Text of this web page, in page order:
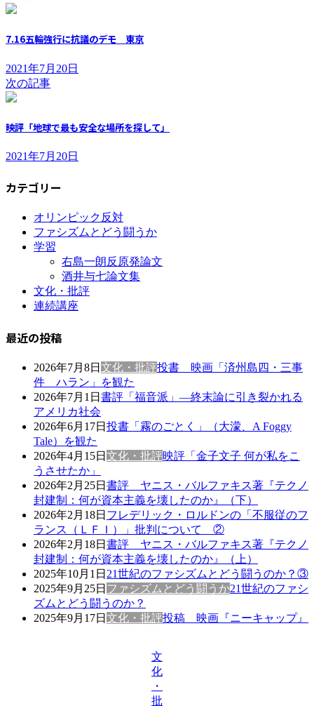
7.16五輪強行に抗議のデモ 東京
2021年7月20日
次の記事
映評「地球で最も安全な場所を探して」
2021年7月20日
カテゴリー
オリンピック反対
ファシズムとどう闘うか
学習
右島一朗反原発論文
酒井与七論文集
文化・批評
連続講座
最近の投稿
2026年7月8日 文化・批評投書 映画「済州島四・三事
件 ハラン」を観た
2026年7月1日 書評「福音派」―終末論に引き裂かれる
アメリカ社会
2026年6月17日 投書「霧のごとく」（大濛、A Foggy
Tale）を観た
2026年4月15日 文化・批評映評「金子文子 何が私をこ
うさせたか」
2026年2月25日 書評 ヤニス・バルファキス著『テクノ
封建制：何が資本主義を壊したのか』（下）
2026年2月18日 フレデリック・ロルドンの「不服従のフ
ランス（ＬＦＩ）」批判について ②
2026年2月18日 書評 ヤニス・バルファキス著『テクノ
封建制：何が資本主義を壊したのか』（上）
2025年10月1日 21世紀のファシズムとどう闘うのか？③
2025年9月25日 ファシズムとどう闘うか21世紀のファシ
ズムとどう闘うのか？
2025年9月17日 文化・批評投稿 映画『ニーキャップ』
文
化
・
批